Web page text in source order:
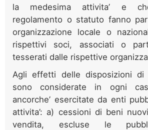
la medesima attivita’ e
regolamento o statuto fanno
organizzazione locale o
rispettivi soci, associati o
tesserati dalle rispettive
Agli effetti delle disposizioni di
sono considerate in ogni
ancorche’ esercitate da enti
attivita’: a) cessioni di beni
vendita, escluse le